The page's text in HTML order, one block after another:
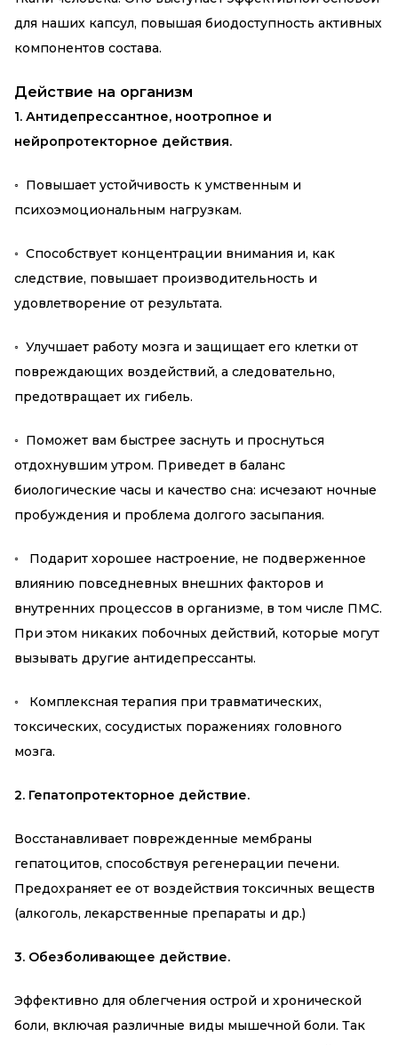
для наших капсул, повышая биодоступность активных
компонентов состава.
Действие на организм
1. Антидепрессантное, ноотропное и
нейропротекторное действия.
◦ Повышает устойчивость к умственным и
психоэмоциональным нагрузкам.
◦ Способствует концентрации внимания и, как
следствие, повышает производительность и
удовлетворение от результата.
◦ Улучшает работу мозга и защищает его клетки от
повреждающих воздействий, а следовательно,
предотвращает их гибель.
◦ Поможет вам быстрее заснуть и проснуться
отдохнувшим утром. Приведет в баланс
биологические часы и качество сна: исчезают ночные
пробуждения и проблема долгого засыпания.
◦ Подарит хорошее настроение, не подверженное
влиянию повседневных внешних факторов и
внутренних процессов в организме, в том числе ПМС.
При этом никаких побочных действий, которые могут
вызывать другие антидепрессанты.
◦ Комплексная терапия при травматических,
токсических, сосудистых поражениях головного
мозга.
2. Гепатопротекторное действие.
Восстанавливает поврежденные мембраны
гепатоцитов, способствуя регенерации печени.
Предохраняет ее от воздействия токсичных веществ
(алкоголь, лекарственные препараты и др.)
3. Обезболивающее действие.
Эффективно для облегчения острой и хронической
боли, включая различные виды мышечной боли. Так